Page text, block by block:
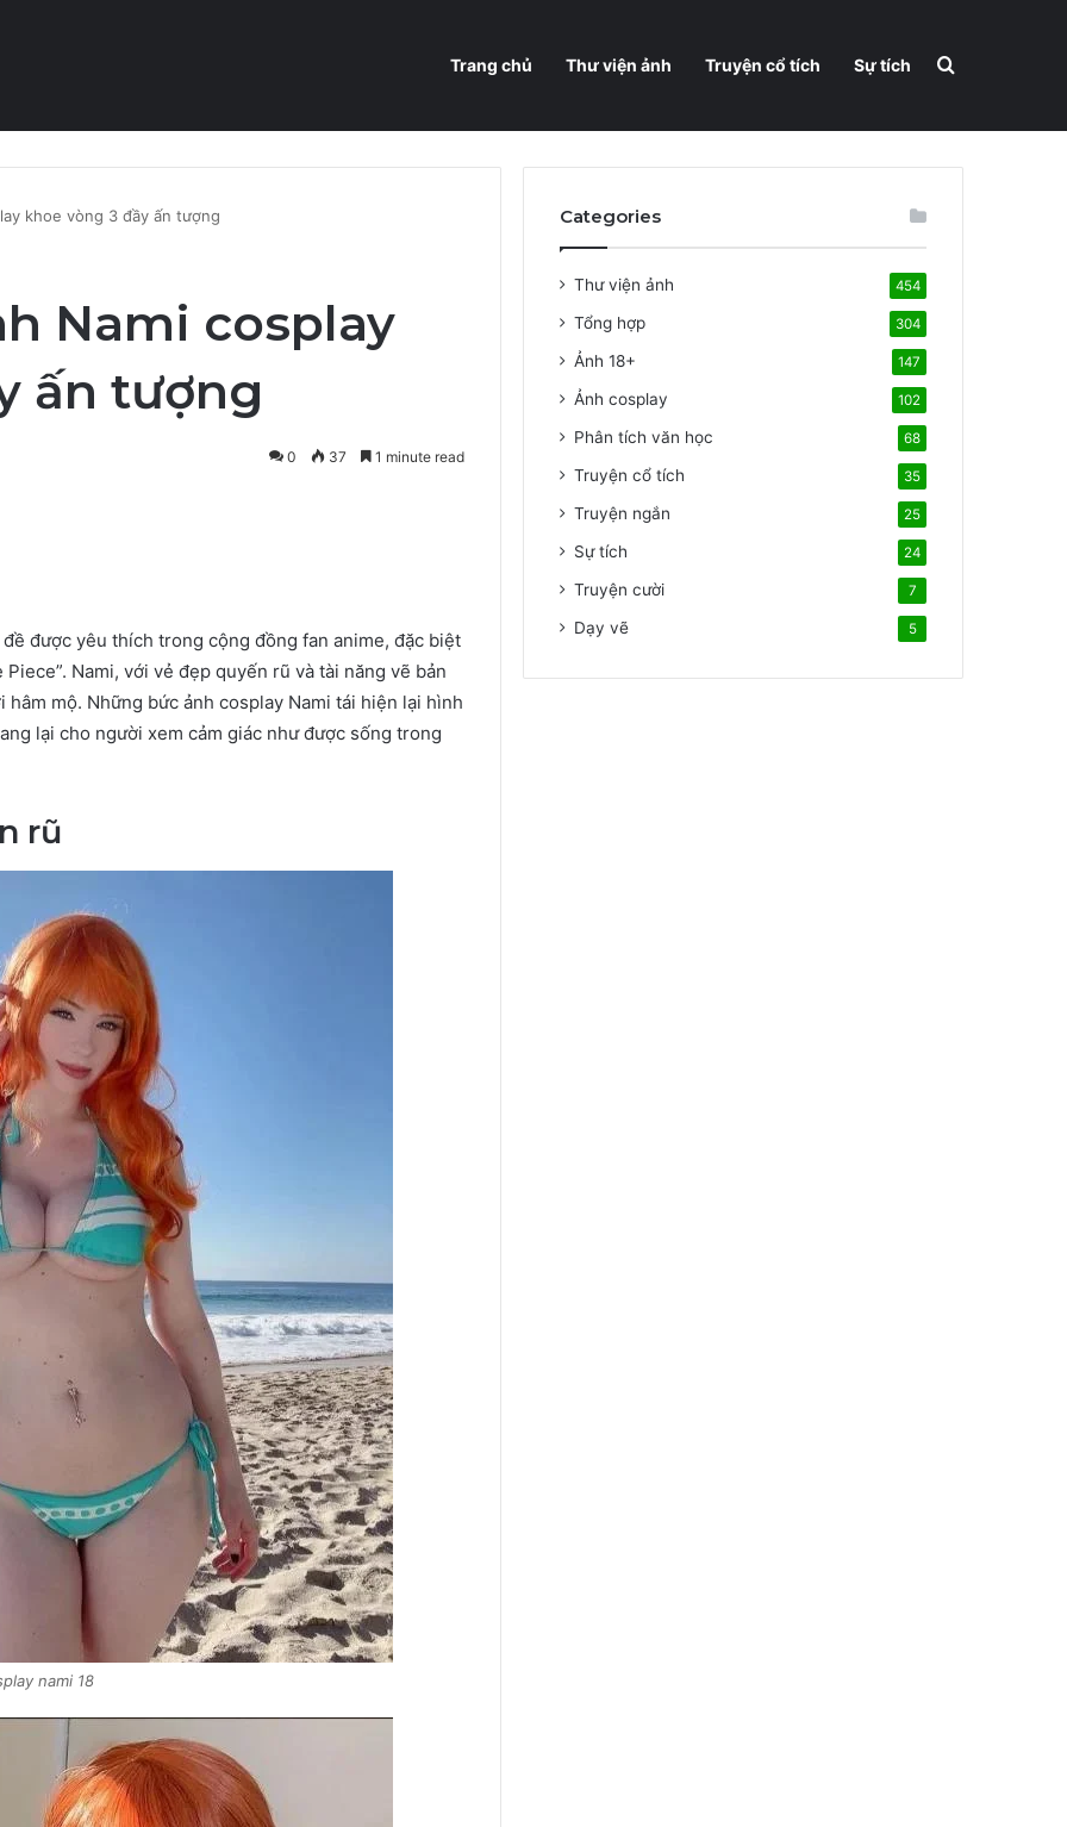
Trang chủ Thư viện ảnh Truyện cổ tích Sự tích Search for
khoe vòng 3 đầy ấn tượng
Nami cosplay
ấn tượng
0 37 1 minute read
được yêu thích trong cộng đồng fan anime, đặc biệt
Nami, với vẻ đẹp quyến rũ và tài năng vẽ bản
mộ. Những bức ảnh cosplay Nami tái hiện lại hình
lại cho người xem cảm giác như được sống trong
rũ
nami 18​
Categories
Thư viện ảnh 454
Tổng hợp 304
Ảnh 18+ 147
Ảnh cosplay 102
Phân tích văn học 68
Truyện cổ tích 35
Truyện ngắn 25
Sự tích 24
Truyện cười 7
Dạy vẽ 5